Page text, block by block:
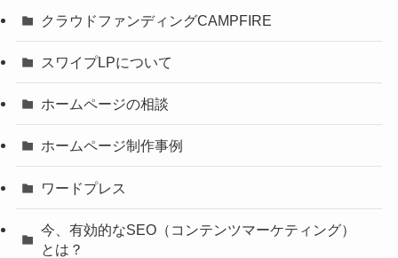
クラウドファンディングCAMPFIRE
スワイプLPについて
ホームページの相談
ホームページ制作事例
ワードプレス
今、有効的なSEO（コンテンツマーケティング）
とは？